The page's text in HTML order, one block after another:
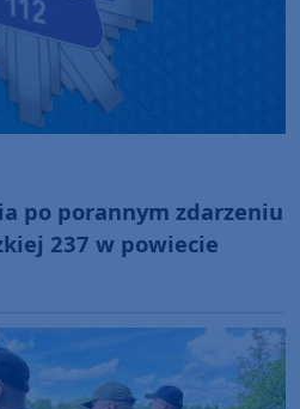
po porannym zdarzeniu
237 w powiecie